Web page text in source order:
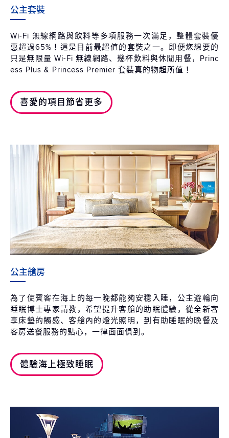
公主套裝
Wi-Fi 無線網路與飲料等多項服務一次滿足，整體套裝優
惠超過65%！這是目前最超值的套裝之一。即便您想要的
只是無限量 Wi-Fi 無線網路、幾杯飲料與休閒用餐，Princ
ess Plus & Princess Premier 套裝真的物超所值！
喜愛的項目節省更多
公主艙房
為了使賓客在海上的每一晚都能夠安穩入睡，公主遊輪向
睡眠博士專家請教，希望提升客艙的助眠體驗，從全新奢
享床墊的觸感、客艙內的燈光照明，到有助睡眠的晚餐及
客房送餐服務的點心，一律面面俱到。
體驗海上極致睡眠